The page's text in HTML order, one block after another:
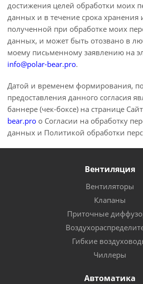
достижения целей обработки моих
данных и в течение срока
полученной при обработке моих
данных, и может быть отозвано в
моему письменному заявлению на
info@polar-bear.pro.
Датой и временем формирования,
предоставления данного согласия
баннере (чек-боксе) на странице
bear.pro о Согласии на обработку
данных и Политикой обработки
Вентиляция
Вентиляторы
Клапаны
Приточные
Гибкие
Чиллеры
Автоматика